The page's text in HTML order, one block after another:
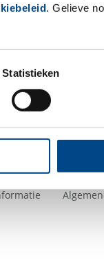
. Gelieve
Statistieken
the work in a
an internship,
careers page
Career at GBA Group